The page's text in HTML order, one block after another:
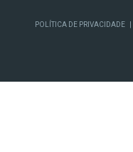
POLÍTICA DE PRIVACIDADE